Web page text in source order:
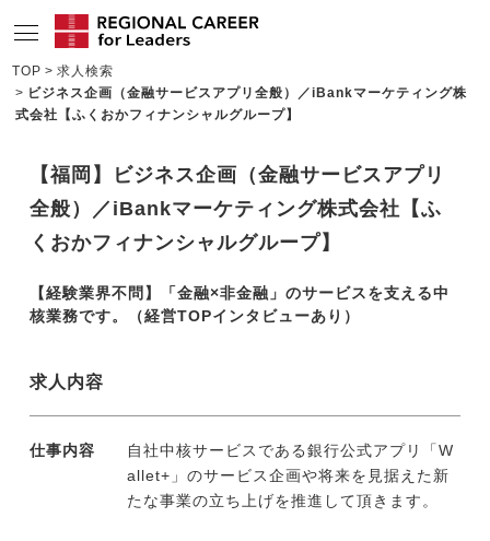
サービスの特長
企業TOPインタビュー
コンサルタント情報
リサーチ
メディア紹介実績
TOP
求人検索
ビジネス企画（金融サービスアプリ全般）／iBankマーケティング株
式会社【ふくおかフィナンシャルグループ】
【福岡】ビジネス企画（金融サービスアプリ
全般）／iBankマーケティング株式会社【ふ
くおかフィナンシャルグループ】
【経験業界不問】「金融×非金融」のサービスを支える中
核業務です。（経営TOPインタビューあり）
求人内容
仕事内容
自社中核サービスである銀行公式アプリ「W
allet+」のサービス企画や将来を見据えた新
たな事業の立ち上げを推進して頂きます。